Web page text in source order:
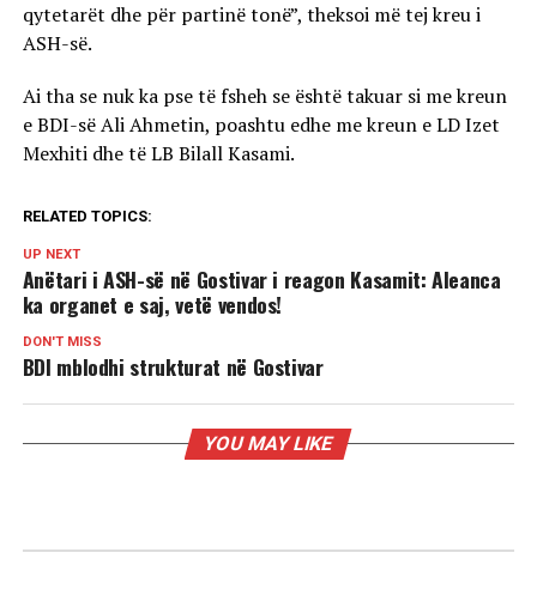
qytetarët dhe për partinë tonë”, theksoi më tej kreu i
ASH-së.
Ai tha se nuk ka pse të fsheh se është takuar si me kreun
e BDI-së Ali Ahmetin, poashtu edhe me kreun e LD Izet
Mexhiti dhe të LB Bilall Kasami.
RELATED TOPICS:
UP NEXT
Anëtari i ASH-së në Gostivar i reagon Kasamit: Aleanca
ka organet e saj, vetë vendos!
DON'T MISS
BDI mblodhi strukturat në Gostivar
YOU MAY LIKE